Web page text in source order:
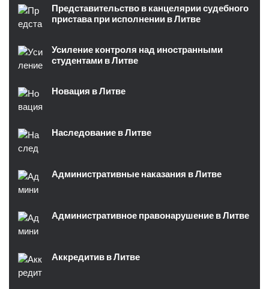
Представительство в канцелярии судебного
пристава при исполнении в Литве
Усиление контроля над иностранными
студентами в Литве
Новация в Литве
Наследование в Литве
Административные наказания в Литве
Административное правонарушение в Литве
Аккредитив в Литве